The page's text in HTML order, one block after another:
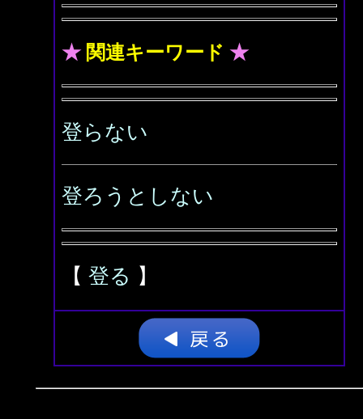
★ 関連キーワード ★
登らない
登ろうとしない
【 登る 】